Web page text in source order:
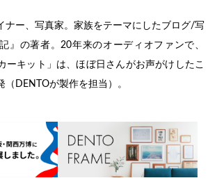
ナー、写真家。家族をテーマにしたブログ/写
』の著者。20年来のオーディオファンで、
ーキット」は、ほぼ日さんがお声がけしたこ
（DENTOが製作を担当）。